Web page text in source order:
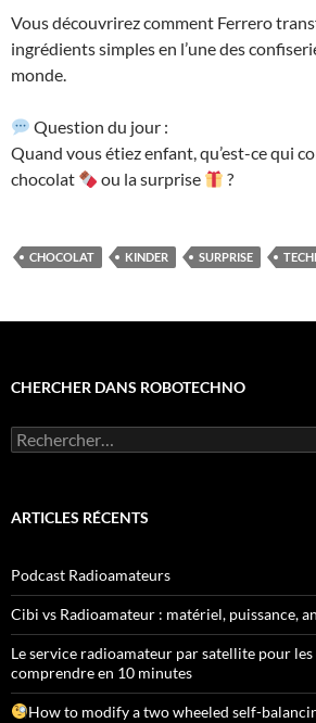
Vous découvrirez comment Ferrero
ingrédients simples en l’une des
monde.
Question du jour :
Quand vous étiez enfant, qu’est-ce qui
chocolat
ou la surprise ?
CHOCOLAT KINDER SURPRISE
CHERCHER DANS ROBOTECHNO
Rechercher :
ARTICLES RÉCENTS
Podcast Radioamateurs
Cibi vs Radioamateur : matériel, puissance,
Le service radioamateur par satellite pour
comprendre en 10 minutes
How to modify a two wheeled self-